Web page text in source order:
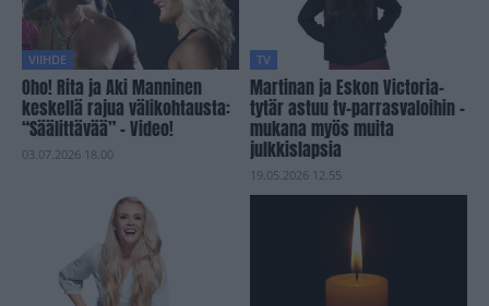
VIIHDE
Oho! Rita ja Aki Manninen
keskellä rajua välikohtausta:
“Säälittävää” – Video!
03.07.2026 18.00
TV
Martinan ja Eskon Victoria-
tytär astuu tv-parrasvaloihin –
mukana myös muita
julkkislapsia
19.05.2026 12.55